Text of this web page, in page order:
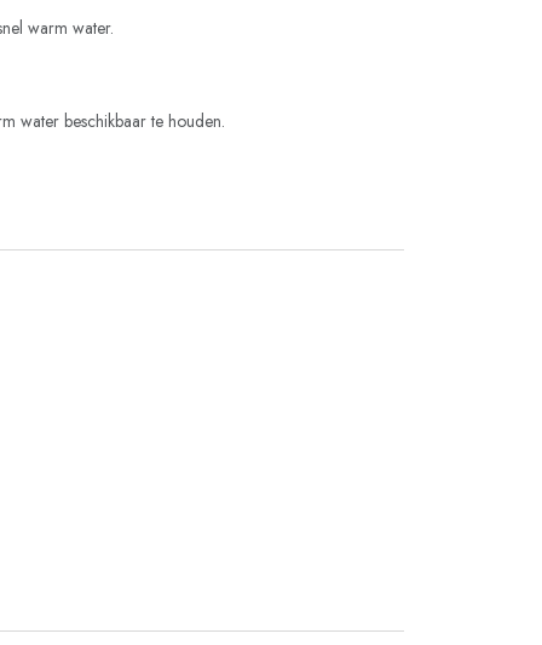
warm water.
water beschikbaar te houden.